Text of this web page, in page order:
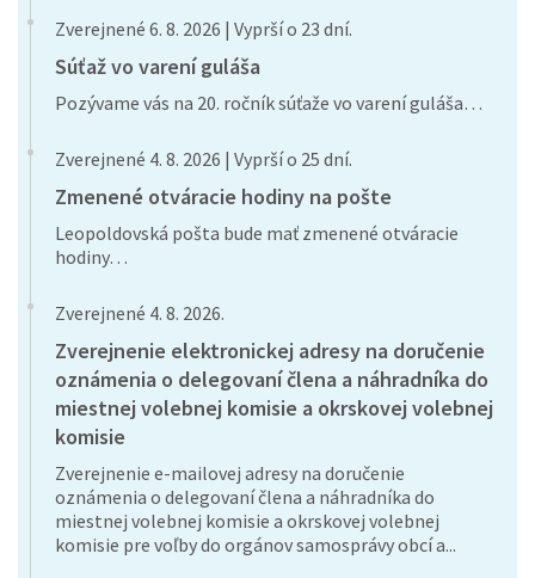
Zverejnené 6. 8. 2026 | Vyprší o 23 dní.
Súťaž vo varení guláša
Pozývame vás na 20. ročník súťaže vo varení guláša…
Zverejnené 4. 8. 2026 | Vyprší o 25 dní.
Zmenené otváracie hodiny na pošte
Leopoldovská pošta bude mať zmenené otváracie
hodiny…
Zverejnené 4. 8. 2026.
Zverejnenie elektronickej adresy na doručenie
oznámenia o delegovaní člena a náhradníka do
miestnej volebnej komisie a okrskovej volebnej
komisie
Zverejnenie e-mailovej adresy na doručenie
oznámenia o delegovaní člena a náhradníka do
miestnej volebnej komisie a okrskovej volebnej
komisie pre voľby do orgánov samosprávy obcí a...